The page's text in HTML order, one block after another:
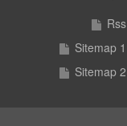
Rss
Sitemap 1
Sitemap 2